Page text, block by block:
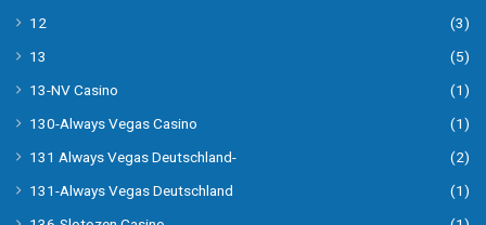
12
(3)
13
(5)
13-NV Casino
(1)
130-Always Vegas Casino
(1)
131 Always Vegas Deutschland-
(2)
131-Always Vegas Deutschland
(1)